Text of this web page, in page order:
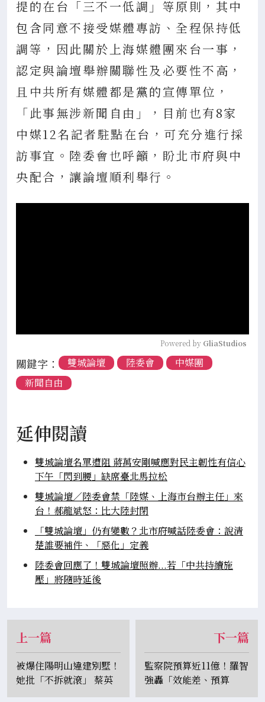
提的在台「三不一低調」等原則，其中
包含同意不接受媒體專訪、全程保持低
調等，因此關於上海媒體團來台一事，
認定與論壇舉辦關聯性及必要性不高，
且中共所有媒體都是黨的宣傳單位，
「此事無涉新聞自由」，目前也有8家
中媒12名記者駐點在台，可充分進行採
訪事宜。陸委會也呼籲，盼北市府與中
央配合，讓論壇順利舉行。
Powered by GliaStudios
關鍵字： 雙城論壇 陸委會
中媒團
新聞自由
延伸閱讀
雙城論壇名單遭阻 蔣萬安剛喊應對民主韌性有信心
下午「閃到腰」缺席臺北馬拉松
雙城論壇／陸委會禁「陸媒、上海市台辦主任」來
台！郝龍斌怒：比大陸封閉
「雙城論壇」仍有變數？北市府喊話陸委會：說清
楚誰要補件、「惡化」定義
陸委會回應了！雙城論壇照辦...若「中共持續施
壓」將隨時延後
上一篇
被爆住陽明山違建別墅！
她批「不拆就滾」 蔡英
文辦公室：家人短期租用
下一篇
監察院預算近11億！羅智
強轟「效能差、預算
飆」：提案砍光陳菊薪水